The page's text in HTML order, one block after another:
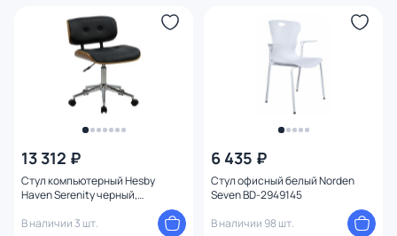
13 312 ₽
Стул компьютерный Hesby
Haven Serenity черный,
В наличии 3 шт.
6 435 ₽
Стул офисный белый Norden
Seven BD-2949145
В наличии 98 шт.